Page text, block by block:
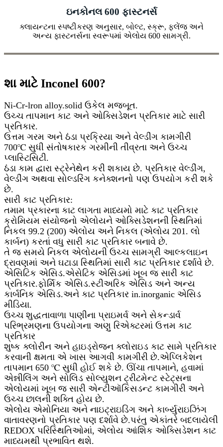
ઇનકોનલ 600 ફાસ્ટનર્સ
ક્લાયન્ટના સ્પષ્ટીકરણ અનુસાર, બોલ્ટ, સ્ક્રૂ, ફ્લેંજ અને
અન્ય ફાસ્ટનર્સના સ્વરૂપમાં એલોય 600 સામગ્રી.
શા માટે Inconel 600?
Ni-Cr-lron alloy.solid ઉકેલ મજબૂત.
ઉચ્ચ તાપમાન કાટ અને ઓક્સિડેશન પ્રતિકાર માટે સારી
પ્રતિકાર.
ઉત્તમ ગરમ અને ઠંડા પ્રક્રિયા અને વેલ્ડીંગ કામગીરી
700℃ સુધી સંતોષકારક ગરમીની તીવ્રતા અને ઉચ્ચ
પ્લાસ્ટિસિટી.
ઠંડા કામ દ્વારા સ્ટ્રેનેથેન કરી શકાય છે. પ્રતિકાર વેલ્ડીંગ,
વેલ્ડીંગ અથવા સોલ્ડરિંગ કનેક્શનનો પણ ઉપયોગ કરી શકે
છે.
સારી કાટ પ્રતિકાર:
તમામ પ્રકારના કાટ લાગતા માધ્યમો માટે કાટ પ્રતિકાર
ક્રોમિયમ સંયોજનો એલોયને ઓક્સિડેશનની સ્થિતિમાં
નિકલ 99.2 (200) એલોય અને નિકલ (એલોય 201. લો
કાર્બન) કરતાં વધુ સારી કાટ પ્રતિકાર બનાવે છે.
તે જ સમયે નિકલ એલોયની ઉચ્ચ સામગ્રી આલ્કલાઇન
દ્રાવણમાં અને ઘટાડા સ્થિતિમાં સારી કાટ પ્રતિકાર દર્શાવે છે.
એસિટિક એસિડ.એસેટિક એસિડમાં ખૂબ જ સારી કાટ
પ્રતિકાર.ફોર્મિક એસિડ.સ્ટીઅરિક એસિડ અને અન્ય
કાર્બનિક એસિડ.અને કાટ પ્રતિકાર in.inorganic એસિડ
મીડિયા.
ઉચ્ચ શુદ્ધતાવાળા પાણીના પ્રાઇમર્વ અને સેકન્ડાર્વ
પરિભ્રમણના ઉપયોગના અણુ રિએક્ટરમાં ઉત્તમ કાટ
પ્રતિકાર
શુષ્ક ક્લોરીન અને હાઇડ્રોજન ક્લોરાઇડ કાટ સામે પ્રતિકાર
કરવાની ક્ષમતા એ ખાસ આગવી કામગીરી છે.એપ્લિકેશન
તાપમાન 650 ℃ સુધી હોઈ શકે છે. ઊંચા તાપમાને, હવામાં
એન્નીલિંગ અને સોલિડ સોલ્યુશન ટ્રીટમેન્ટ સ્ટેટ્સના
એલોયમાં ખૂબ જ સારી એન્ટીઑકિસડન્ટ કામગીરી અને
ઉચ્ચ છાલની શક્તિ હોય છે.
એલોય એમોનિયા અને નાઇટ્રાઇડિંગ અને કાર્બ્યુરાઇઝિંગ
વાતાવરણનો પ્રતિકાર પણ દર્શાવે છે.પરંતુ એકાંતરે બદલાયેલી
REDOX પરિસ્થિતિઓમાં, એલોય આંશિક ઓક્સિડેશન કાટ
માધ્યમથી પ્રભાવિત થશે.